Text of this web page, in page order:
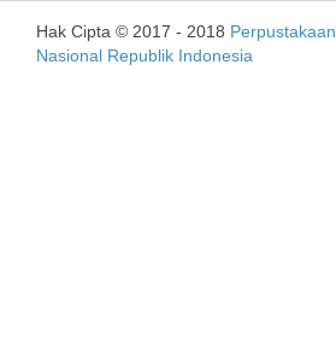
Hak Cipta © 2017 - 2018 Perpustakaan
Nasional Republik Indonesia